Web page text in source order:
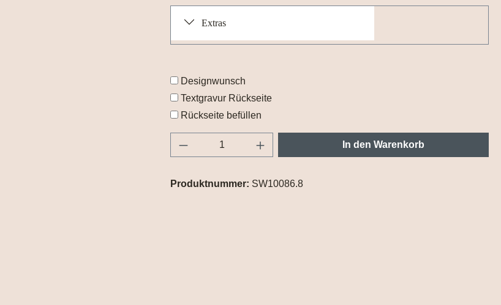
Extras
Designwunsch
Textgravur Rückseite
Rückseite befüllen
Produkt Anzahl: Gib den gewünschten Wert ein
In den Warenkorb
Produktnummer: SW10086.8